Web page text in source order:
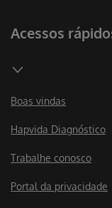
Acessos
Boas vindas
Hapvida Diagnóstico
Trabalhe conosco
Portal da privacidade